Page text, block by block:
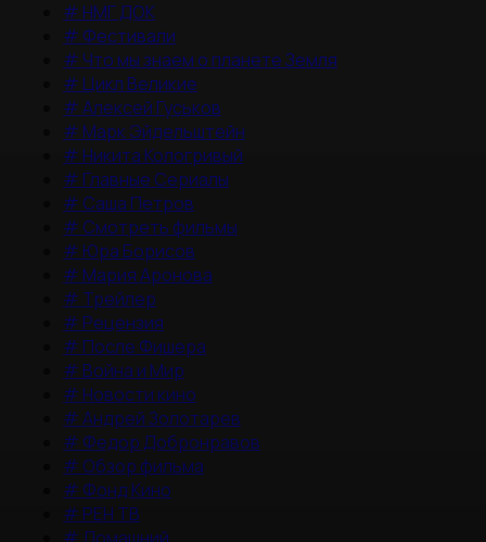
# НМГ ДОК
# Фестивали
# Что мы знаем о планете Земля
# Цикл Великие
#Алексей Гуськов
# Марк Эйдельштейн
# Никита Кологривый
# Главные Сериалы
# Саша Петров
# Смотреть фильмы
# Юра Борисов
# Мария Аронова
# Трейлер
# Рецензия
# После Фишера
# Война и Мир
# Новости кино
#Андрей Золотарев
# Федор Добронравов
# Обзор фильма
# Фонд Кино
# РЕН ТВ
# Домашний